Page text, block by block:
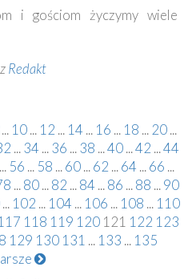
i gościom życzymy wiele
Redakt
... 10 ... 12 ... 14 ... 16 ... 18 ... 20 ...
... 34 ... 36 ... 38 ...40 ...42 ...44
... 56 ... 58 ...60...62 ...64 ...66 ...
... 80 ... 82 ... 84 ... 86 ... 88 ... 90
... 102 ... 104 ... 106 ... 108 ... 110
118 119 120 121 122 123
129 130 131 ... 133 ... 135